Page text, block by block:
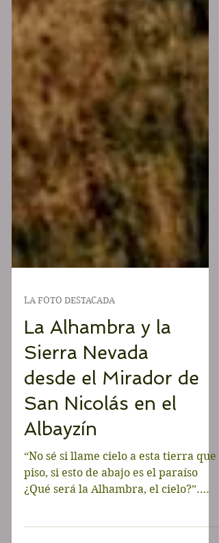
LA FOTO DESTACADA
La Alhambra y la
Sierra Nevada
desde el Mirador de
San Nicolás en el
Albayzín
“No sé si llame cielo a esta tierra que
piso, si esto de abajo es el paraíso